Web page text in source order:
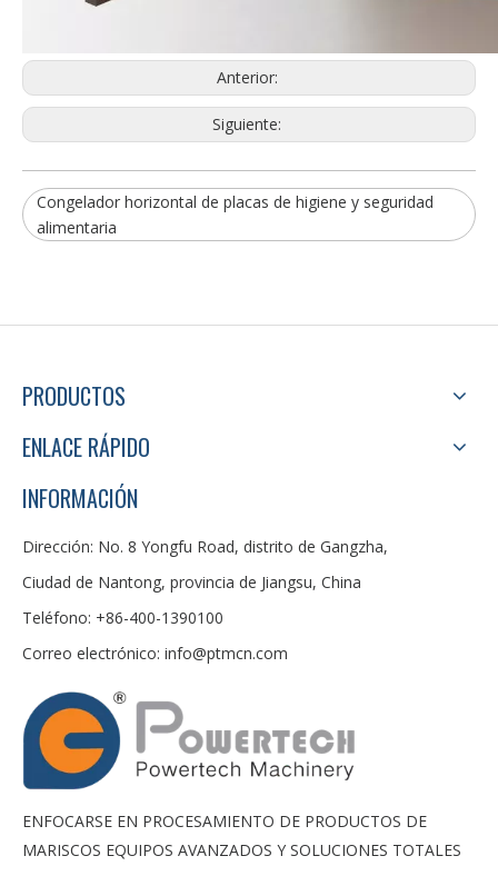
Línea de procesamiento automático de bagre de fácil operación Línea automática de procesamiento de bagre de alta rentabilidad
Anterior:
Siguiente:
Congelador horizontal de placas de higiene y seguridad
alimentaria
PRODUCTOS
ENLACE RÁPIDO
INFORMACIÓN
Dirección: No. 8 Yongfu Road, distrito de Gangzha,
Ciudad de Nantong, provincia de Jiangsu, China
Teléfono: +86-400-1390100
Correo electrónico: info@ptmcn.com
ENFOCARSE EN PROCESAMIENTO DE PRODUCTOS DE
MARISCOS EQUIPOS AVANZADOS Y SOLUCIONES TOTALES